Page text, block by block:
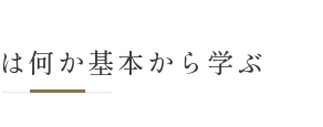
プロセスを詳しく解説
を左右する書類準備のポイント
何か基本から学ぶ